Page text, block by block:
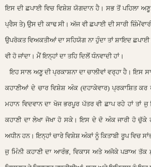
ਇਸ ਦੀ ਛਪਾਈ ਵਿਚ ਵਿਸ਼ੇਸ਼ ਯੋਗਦਾਨ ਹੈ। ਸਭ ਤੋਂ ਪਹਿਲਾ
ਪ੍ਰੈਸ ਤੇ) ਉਸ ਦੀ ਕਾਢ ਸੀ। ਅੱਜ ਵੀ ਛਪਾਈ ਦੀ ਸਾਰੀ
ਉਪਰੋਕਤ ਵਿਅਕਤੀਆਂ ਦਾ ਸਹਿਯੋਗ ਨਾ ਹੁੰਦਾ ਤਾਂ ਸ਼ਾਇਦ
ਵੀ ਹੋ ਜਾਂਦਾ। ਮੈਂ ਇਨ੍ਹਾਂ ਦਾ ਤਹਿ ਦਿਲੋਂ ਧੰਨਵਾਦੀ ਹਾਂ।
ਇਹ ਸਾਲ ਅਣੂ ਦੀ ਪ੍ਰਕਾਸ਼ਨਾ ਦਾ ਚਾਲੀਵਾਂ ਵਰ੍ਹਾ ਹੈ। ਇਸ
ਕਹਾਣੀਆਂ ਦੇ ਚਾਰ ਵਿਸ਼ੇਸ਼ ਅੰਕ (ਦਹਾਕੇਵਾਰ) ਪ੍ਰਕਾਸ਼ਿਤ
ਮਹਾਨ ਵਿਦਵਾਨ ਦਾ ਖੋਜ ਭਰਪੂਰ ਪੱਤਰ ਵੀ ਛਾਪ ਰਹੇ ਹਾਂ ਤਾਂ ਜੁ
ਕਹਾਣੀ ਦਾ ਲੇਖਾ ਜੋਖਾ ਹੋ ਸਕੇ। ਇਸ ਦੇ ਦੋ ਅੰਕ ਜਾਰੀ ਹੋ
ਅਧੀਨ ਹਨ। ਇਨ੍ਹਾਂ ਚਾਰੇ ਵਿਸ਼ੇਸ਼ ਅੰਕਾਂ ਨੂੰ ਕਿਤਾਬੀ ਰੂਪ ਵਿਚ
ਜੁ ਮਿੰਨੀ ਕਹਾਣੀ ਦਾ ਆਰੰਭ, ਵਿਕਾਸ ਅਤੇ ਅਜੋਕੇ ਪੜਾਅ